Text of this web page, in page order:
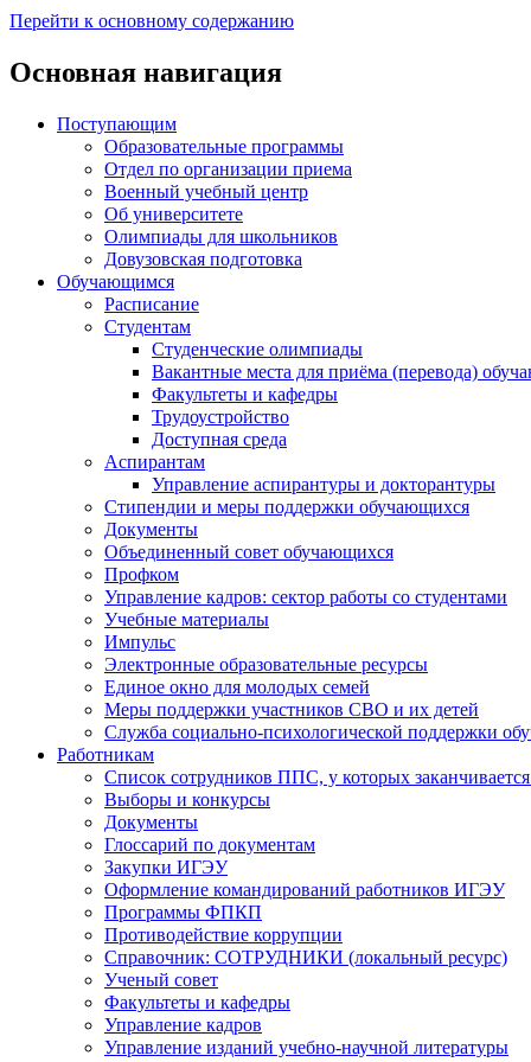
Перейти к основному содержанию
Основная навигация
Поступающим
Образовательные программы
Отдел по организации приема
Военный учебный центр
Об университете
Олимпиады для школьников
Довузовская подготовка
Обучающимся
Расписание
Студентам
Студенческие олимпиады
Вакантные места для приёма (перевода)
Факультеты и кафедры
Трудоустройство
Доступная среда
Аспирантам
Управление аспирантуры и докторантуры
Стипендии и меры поддержки обучающихся
Документы
Объединенный совет обучающихся
Профком
Управление кадров: сектор работы со студентами
Учебные материалы
Импульс
Электронные образовательные ресурсы
Единое окно для молодых семей
Меры поддержки участников СВО и их детей
Служба социально-психологической поддержки
Работникам
Список сотрудников ППС, у которых заканчивается
Выборы и конкурсы
Документы
Глоссарий по документам
Закупки ИГЭУ
Оформление командирований работников ИГЭУ
Программы ФПКП
Противодействие коррупции
Справочник: СОТРУДНИКИ (локальный ресурс)
Ученый совет
Факультеты и кафедры
Управление кадров
Управление изданий учебно-научной литературы